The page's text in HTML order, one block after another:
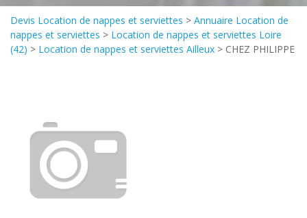
Devis Location de nappes et serviettes > Annuaire Location de
nappes et serviettes > Location de nappes et serviettes Loire
(42) > Location de nappes et serviettes Ailleux > CHEZ PHILIPPE